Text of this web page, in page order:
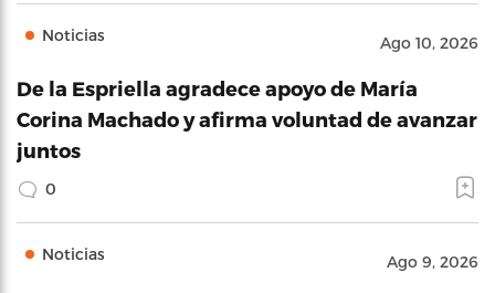
Noticias Ago 10, 2026
De la Espriella agradece apoyo de María
Corina Machado y afirma voluntad de avanzar
juntos
0
Noticias Ago 9, 2026